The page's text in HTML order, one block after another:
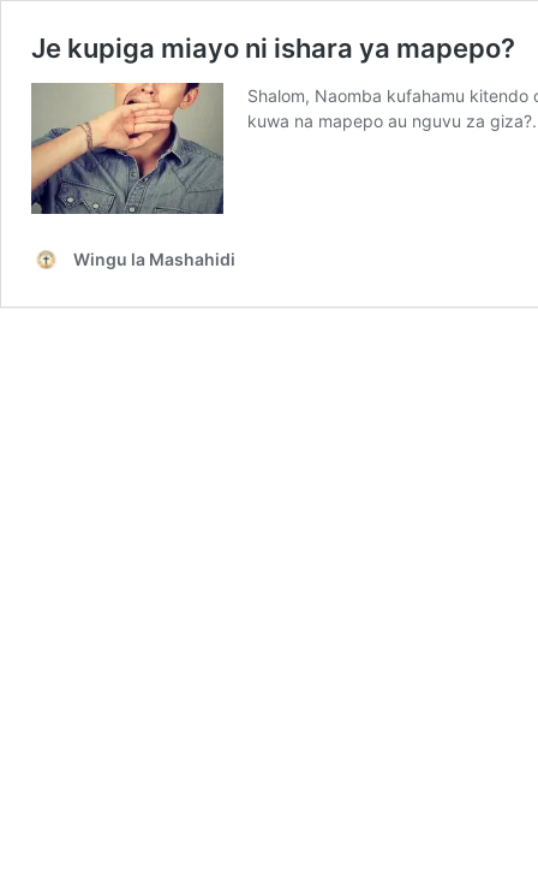
Je kupiga miayo ni ishara ya mapepo?
Shalom, Naomba kufahamu
kuwa na mapepo au nguvu za
Wingu la Mashahidi